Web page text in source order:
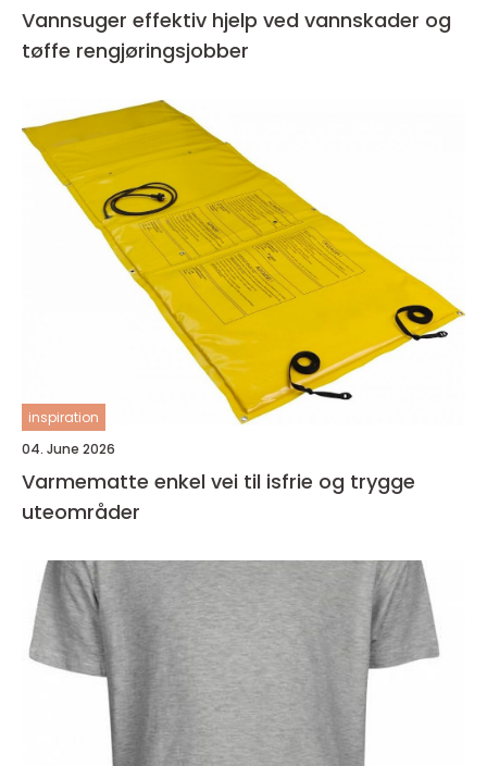
Vannsuger effektiv hjelp ved vannskader og
tøffe rengjøringsjobber
inspiration
04. June 2026
Varmematte enkel vei til isfrie og trygge
uteområder